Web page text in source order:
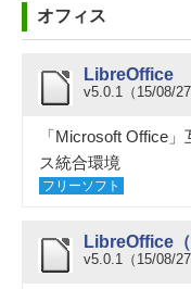
オフィス
LibreOffice
v5.0.1（15/08/27
「Microsoft Office
ス統合環境
フリーソフト
LibreOffice（
v5.0.1（15/08/27